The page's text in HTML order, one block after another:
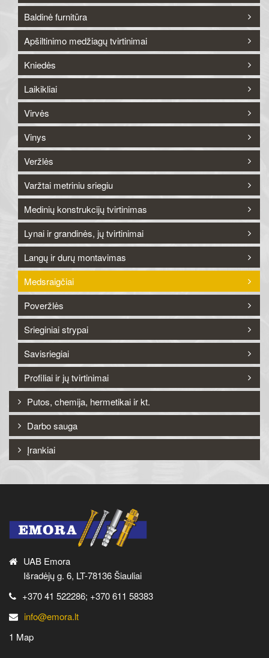
Baldinė furnitūra
Apšiltinimo medžiagų tvirtinimai
Kniedės
Laikikliai
Virvės
Vinys
Veržlės
Varžtai metriniu sriegiu
Medinių konstrukcijų tvirtinimas
Lynai ir grandinės, jų tvirtinimai
Langų ir durų montavimas
Medsraigčiai
Poveržlės
Srieginiai strypai
Savisriegiai
Profiliai ir jų tvirtinimai
Putos, chemija, hermetikai ir kt.
Darbo sauga
Įrankiai
UAB Emora
Išradėjų g. 6, LT-78136 Šiauliai
+370 41 522286; +370 611 58383
info@emora.lt
1 Map